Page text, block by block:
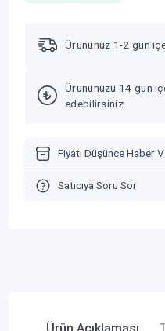
Ürününüz 1-2 gün
Ürününüzü 14 gün
edebilirsiniz.
Fiyatı Düşünce Haber
Satıcıya Soru Sor